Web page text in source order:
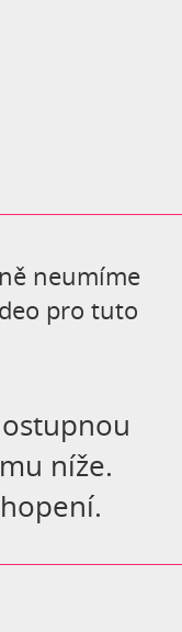
neumíme
pro tuto
níže.